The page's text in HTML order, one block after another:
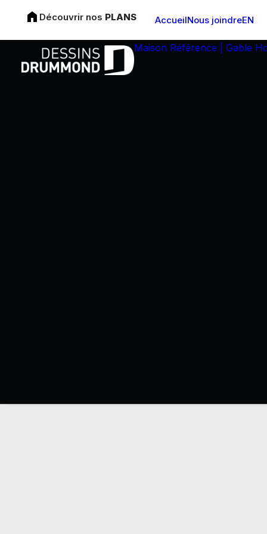
Découvrir nos PLANS AccueilNous joindreEN
Maison Référence | Gable